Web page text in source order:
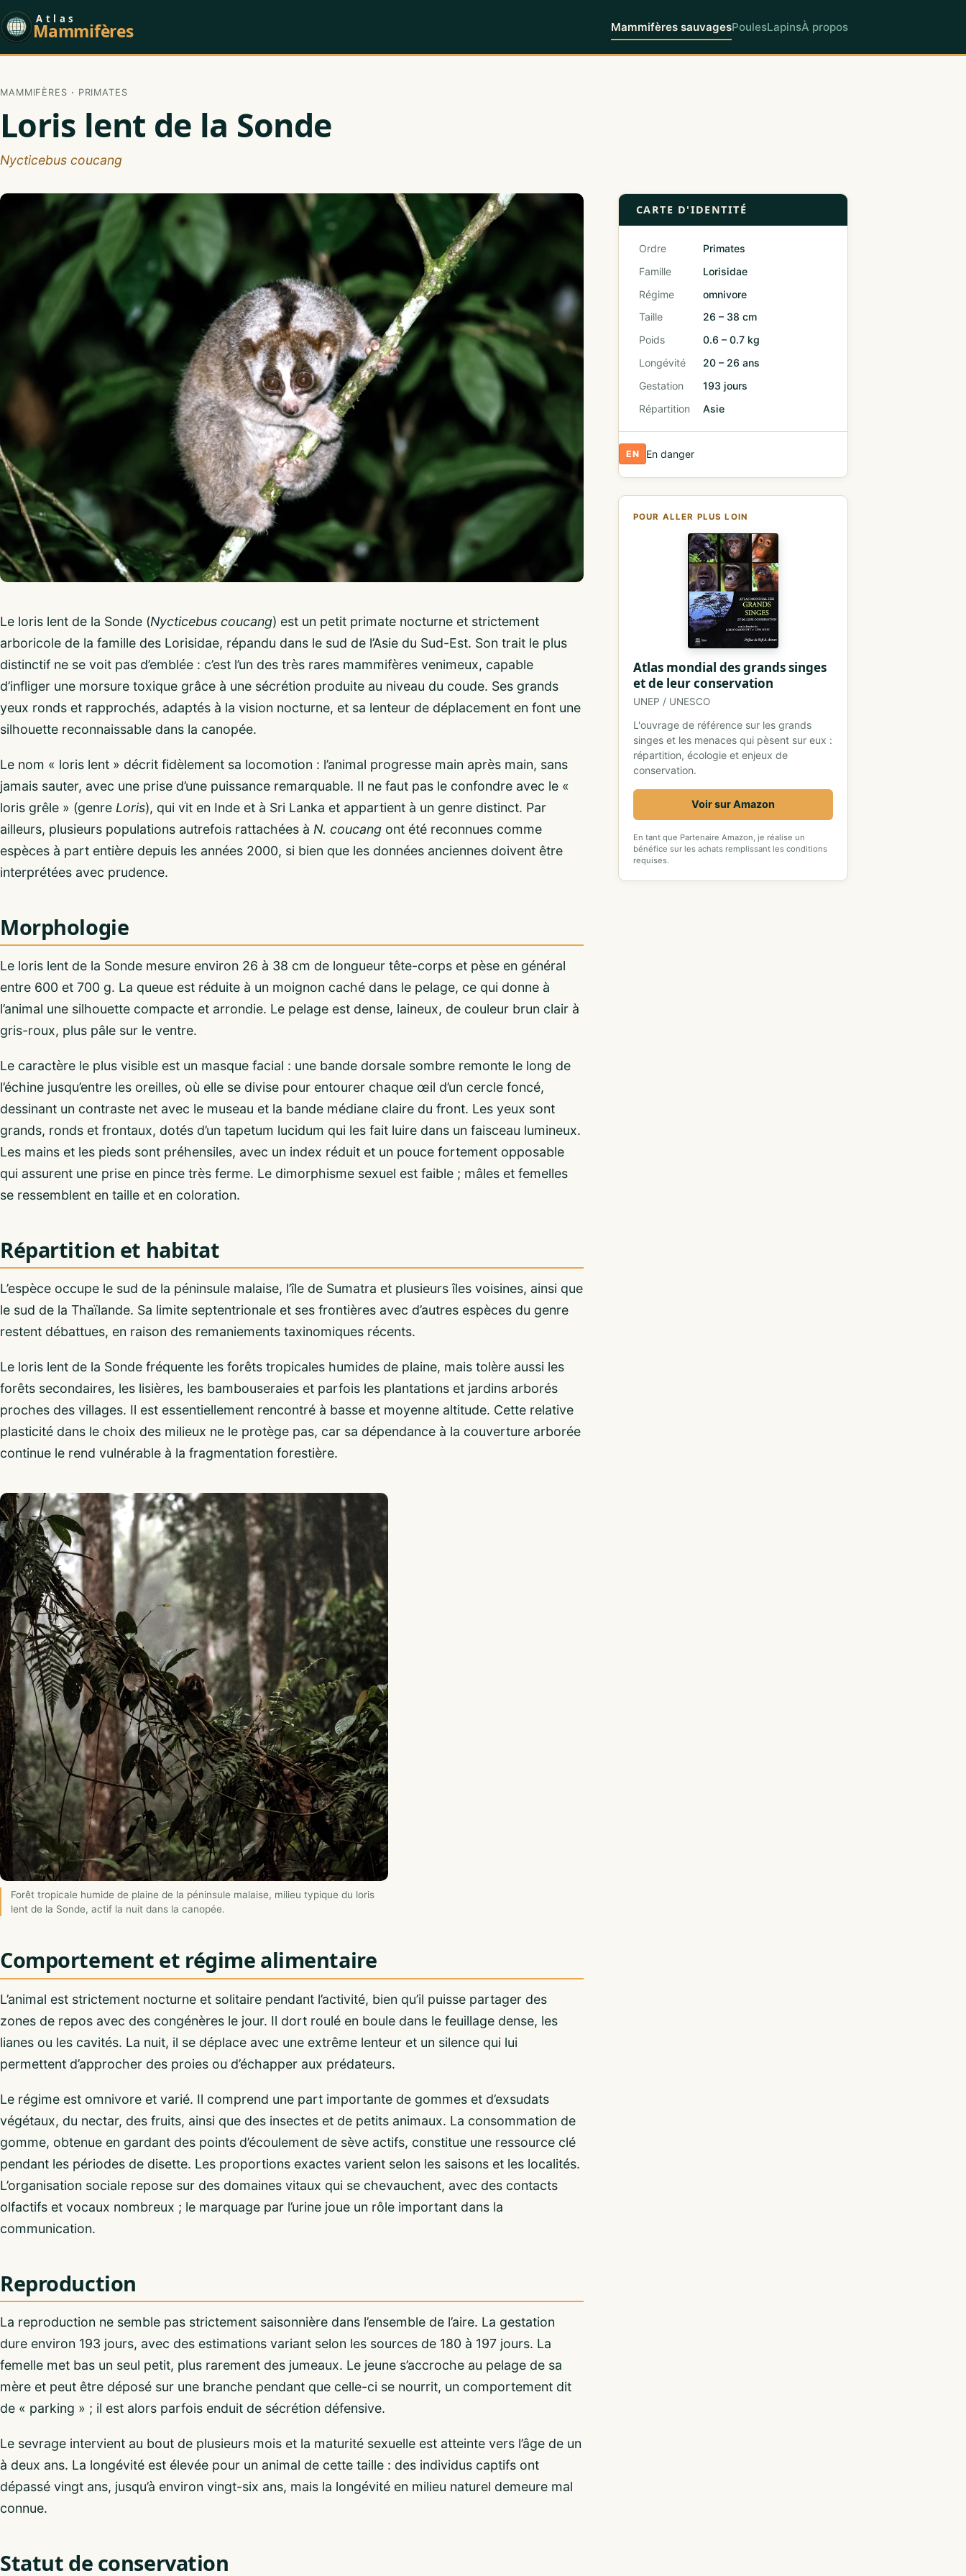
Atlas
Mammifères Mammifères sauvagesPoulesLapinsÀ propos
MAMMIFÈRES · PRIMATES
Loris lent de la Sonde
Nycticebus coucang
Le loris lent de la Sonde (Nycticebus coucang) est un petit primate nocturne et strictement
arboricole de la famille des Lorisidae, répandu dans le sud de l’Asie du Sud-Est. Son trait le plus
distinctif ne se voit pas d’emblée : c’est l’un des très rares mammifères venimeux, capable
d’infliger une morsure toxique grâce à une sécrétion produite au niveau du coude. Ses grands
yeux ronds et rapprochés, adaptés à la vision nocturne, et sa lenteur de déplacement en font une
silhouette reconnaissable dans la canopée.
Le nom « loris lent » décrit fidèlement sa locomotion : l’animal progresse main après main, sans
jamais sauter, avec une prise d’une puissance remarquable. Il ne faut pas le confondre avec le «
loris grêle » (genre Loris), qui vit en Inde et à Sri Lanka et appartient à un genre distinct. Par
ailleurs, plusieurs populations autrefois rattachées à N. coucang ont été reconnues comme
espèces à part entière depuis les années 2000, si bien que les données anciennes doivent être
interprétées avec prudence.
Morphologie
Le loris lent de la Sonde mesure environ 26 à 38 cm de longueur tête-corps et pèse en général
entre 600 et 700 g. La queue est réduite à un moignon caché dans le pelage, ce qui donne à
l’animal une silhouette compacte et arrondie. Le pelage est dense, laineux, de couleur brun clair à
gris-roux, plus pâle sur le ventre.
Le caractère le plus visible est un masque facial : une bande dorsale sombre remonte le long de
l’échine jusqu’entre les oreilles, où elle se divise pour entourer chaque œil d’un cercle foncé,
dessinant un contraste net avec le museau et la bande médiane claire du front. Les yeux sont
grands, ronds et frontaux, dotés d’un tapetum lucidum qui les fait luire dans un faisceau lumineux.
Les mains et les pieds sont préhensiles, avec un index réduit et un pouce fortement opposable
qui assurent une prise en pince très ferme. Le dimorphisme sexuel est faible ; mâles et femelles
se ressemblent en taille et en coloration.
Répartition et habitat
L’espèce occupe le sud de la péninsule malaise, l’île de Sumatra et plusieurs îles voisines, ainsi que
le sud de la Thaïlande. Sa limite septentrionale et ses frontières avec d’autres espèces du genre
restent débattues, en raison des remaniements taxinomiques récents.
Le loris lent de la Sonde fréquente les forêts tropicales humides de plaine, mais tolère aussi les
forêts secondaires, les lisières, les bambouseraies et parfois les plantations et jardins arborés
proches des villages. Il est essentiellement rencontré à basse et moyenne altitude. Cette relative
plasticité dans le choix des milieux ne le protège pas, car sa dépendance à la couverture arborée
continue le rend vulnérable à la fragmentation forestière.
Forêt tropicale humide de plaine de la péninsule malaise, milieu typique du loris
lent de la Sonde, actif la nuit dans la canopée.
Comportement et régime alimentaire
L’animal est strictement nocturne et solitaire pendant l’activité, bien qu’il puisse partager des
zones de repos avec des congénères le jour. Il dort roulé en boule dans le feuillage dense, les
lianes ou les cavités. La nuit, il se déplace avec une extrême lenteur et un silence qui lui
permettent d’approcher des proies ou d’échapper aux prédateurs.
Le régime est omnivore et varié. Il comprend une part importante de gommes et d’exsudats
végétaux, du nectar, des fruits, ainsi que des insectes et de petits animaux. La consommation de
gomme, obtenue en gardant des points d’écoulement de sève actifs, constitue une ressource clé
pendant les périodes de disette. Les proportions exactes varient selon les saisons et les localités.
L’organisation sociale repose sur des domaines vitaux qui se chevauchent, avec des contacts
olfactifs et vocaux nombreux ; le marquage par l’urine joue un rôle important dans la
communication.
Reproduction
La reproduction ne semble pas strictement saisonnière dans l’ensemble de l’aire. La gestation
dure environ 193 jours, avec des estimations variant selon les sources de 180 à 197 jours. La
femelle met bas un seul petit, plus rarement des jumeaux. Le jeune s’accroche au pelage de sa
mère et peut être déposé sur une branche pendant que celle-ci se nourrit, un comportement dit
de « parking » ; il est alors parfois enduit de sécrétion défensive.
Le sevrage intervient au bout de plusieurs mois et la maturité sexuelle est atteinte vers l’âge de un
à deux ans. La longévité est élevée pour un animal de cette taille : des individus captifs ont
dépassé vingt ans, jusqu’à environ vingt-six ans, mais la longévité en milieu naturel demeure mal
connue.
Statut de conservation
CARTE D'IDENTITÉ
Ordre
Primates
Famille
Lorisidae
Régime
omnivore
Taille
26 – 38 cm
Poids
0.6 – 0.7 kg
Longévité
20 – 26 ans
Gestation
193 jours
Répartition
Asie
EN En danger
POUR ALLER PLUS LOIN
Atlas mondial des grands singes
et de leur conservation
UNEP / UNESCO
L'ouvrage de référence sur les grands
singes et les menaces qui pèsent sur eux :
répartition, écologie et enjeux de
conservation.
Voir sur Amazon
En tant que Partenaire Amazon, je réalise un
bénéfice sur les achats remplissant les conditions
requises.